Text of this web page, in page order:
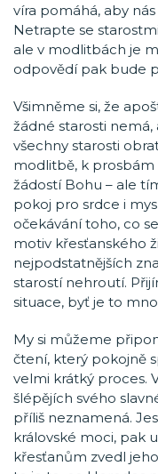
víra pomáhá, aby
Netrapte se
ale v modlitbách je
odpovědí pak bude
Všimněme si, že
žádné starosti nemá,
všechny starosti
modlitbě, k prosbám
žádostí Bohu – ale
pokoj pro srdce i
očekávání toho, co
motiv křesťanského
nejpodstatnějších
starostí nehroutí.
situace, byť je to
My si můžeme
čtení, který pokojně
velmi krátký proces.
šlépějích svého
příliš neznamená.
královské moci, pak
křesťanům zvedl